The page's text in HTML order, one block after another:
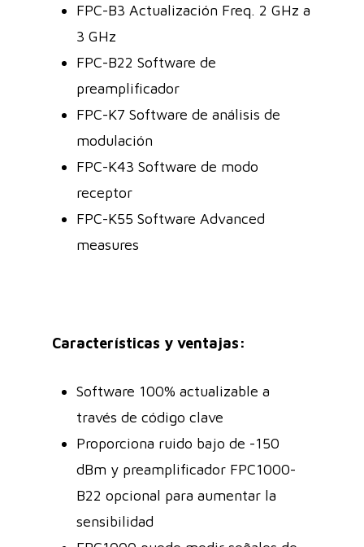
FPC-B3 Actualización Freq. 2 GHz a
3 GHz
FPC-B22 Software de
preamplificador
FPC-K7 Software de análisis de
modulación
FPC-K43 Software de modo
receptor
FPC-K55 Software Advanced
measures
Características y ventajas:
Software 100% actualizable a
través de código clave
Proporciona ruido bajo de -150
dBm y preamplificador FPC1000-
B22 opcional para aumentar la
sensibilidad